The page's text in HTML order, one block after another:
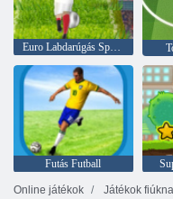
Euro Labdarúgás Sprint
Futás Futball
Online játékok
Játékok